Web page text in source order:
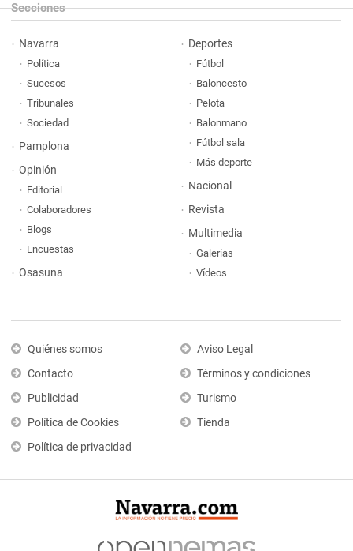
Secciones
Navarra
Política
Sucesos
Tribunales
Sociedad
Pamplona
Opinión
Editorial
Colaboradores
Blogs
Encuestas
Osasuna
Deportes
Fútbol
Baloncesto
Pelota
Balonmano
Fútbol sala
Más deporte
Nacional
Revista
Multimedia
Galerías
Vídeos
Quiénes somos
Contacto
Publicidad
Política de Cookies
Política de privacidad
Aviso Legal
Términos y condiciones
Turismo
Tienda